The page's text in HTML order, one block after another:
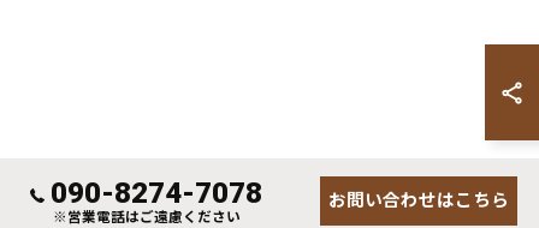
090-8274-7078
※営業電話はご遠慮ください
お問い合わせはこちら